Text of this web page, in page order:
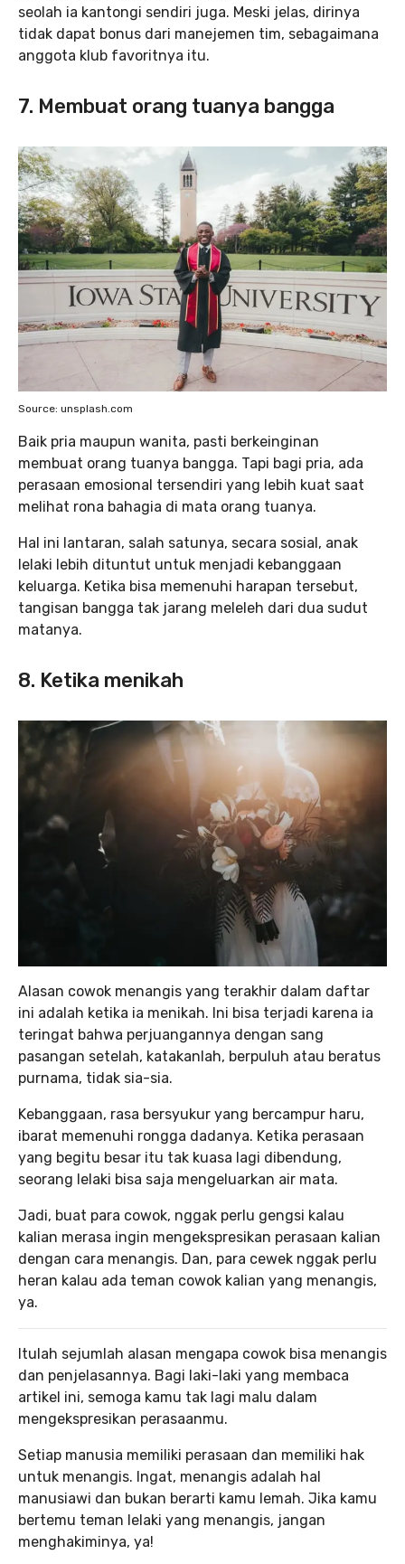
seolah ia kantongi sendiri juga. Meski jelas, dirinya
tidak dapat bonus dari manejemen tim, sebagaimana
anggota klub favoritnya itu.
7. Membuat orang tuanya bangga
Source: unsplash.com
Baik pria maupun wanita, pasti berkeinginan
membuat orang tuanya bangga. Tapi bagi pria, ada
perasaan emosional tersendiri yang lebih kuat saat
melihat rona bahagia di mata orang tuanya.
Hal ini lantaran, salah satunya, secara sosial, anak
lelaki lebih dituntut untuk menjadi kebanggaan
keluarga. Ketika bisa memenuhi harapan tersebut,
tangisan bangga tak jarang meleleh dari dua sudut
matanya.
8. Ketika menikah
Alasan cowok menangis yang terakhir dalam daftar
ini adalah ketika ia menikah. Ini bisa terjadi karena ia
teringat bahwa perjuangannya dengan sang
pasangan setelah, katakanlah, berpuluh atau beratus
purnama, tidak sia-sia.
Kebanggaan, rasa bersyukur yang bercampur haru,
ibarat memenuhi rongga dadanya. Ketika perasaan
yang begitu besar itu tak kuasa lagi dibendung,
seorang lelaki bisa saja mengeluarkan air mata.
Jadi, buat para cowok, nggak perlu gengsi kalau
kalian merasa ingin mengekspresikan perasaan kalian
dengan cara menangis. Dan, para cewek nggak perlu
heran kalau ada teman cowok kalian yang menangis,
ya.
Itulah sejumlah alasan mengapa cowok bisa menangis
dan penjelasannya. Bagi laki-laki yang membaca
artikel ini, semoga kamu tak lagi malu dalam
mengekspresikan perasaanmu.
Setiap manusia memiliki perasaan dan memiliki hak
untuk menangis. Ingat, menangis adalah hal
manusiawi dan bukan berarti kamu lemah. Jika kamu
bertemu teman lelaki yang menangis, jangan
menghakiminya, ya!